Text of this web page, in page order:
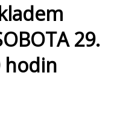
29.
hodin